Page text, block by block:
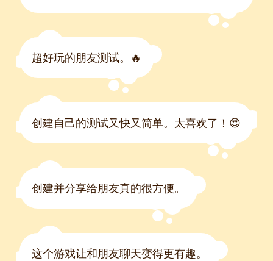
超好玩的朋友测试。🔥
创建自己的测试又快又简单。太喜欢了！😍
创建并分享给朋友真的很方便。
这个游戏让和朋友聊天变得更有趣。